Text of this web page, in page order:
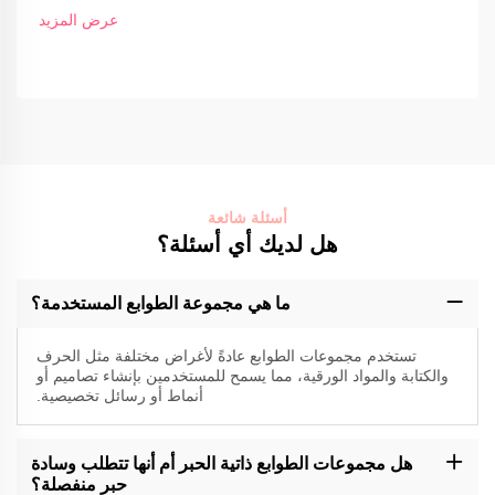
عرض المزيد
أسئلة شائعة
هل لديك أي أسئلة؟
ما هي مجموعة الطوابع المستخدمة؟
تستخدم مجموعات الطوابع عادةً لأغراض مختلفة مثل الحرف
والكتابة والمواد الورقية، مما يسمح للمستخدمين بإنشاء تصاميم أو
أنماط أو رسائل تخصيصية.
هل مجموعات الطوابع ذاتية الحبر أم أنها تتطلب وسادة
حبر منفصلة؟